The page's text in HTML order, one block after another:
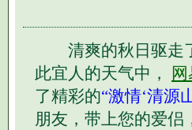
清爽的秋日驱走了
此宜人的天气中，
了精彩的“激情‘清源
朋友，带上您的爱侣